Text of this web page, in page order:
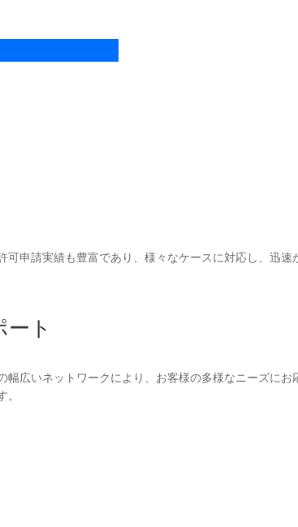
申請実績も豊富であり、様々なケースに対応し、迅速
ト
幅広いネットワークにより、お客様の多様なニーズにお